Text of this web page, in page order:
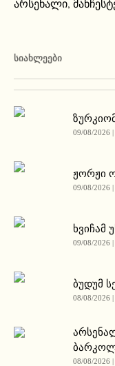
არსენალი,
ᲡᲘᲐᲮᲚᲔᲔᲑᲘ
09/08/2026 |
ჟორჟი
09/08/2026 |
ხვიჩამ
09/08/2026 |
ბუდუმ
08/08/2026 |
08/08/2026 |